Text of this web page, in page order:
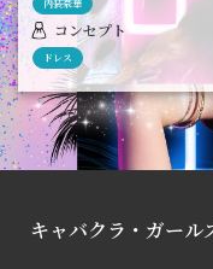
ぜひ！！サービス良し
しくださいね♡
コンセプト
ドレス
キャバクラ・ガール